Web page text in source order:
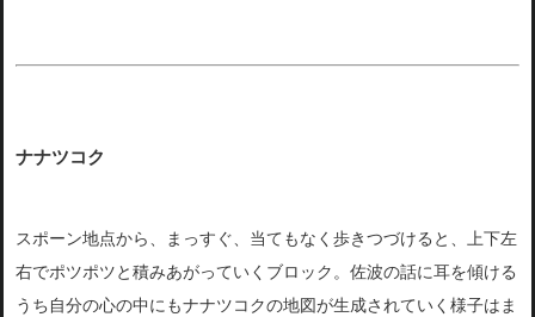
ナナツコク
スポーン地点から、まっすぐ、当てもなく歩きつづけると、上下左
右でポツポツと積みあがっていくブロック。佐波の話に耳を傾ける
うち自分の心の中にもナナツコクの地図が生成されていく様子はま